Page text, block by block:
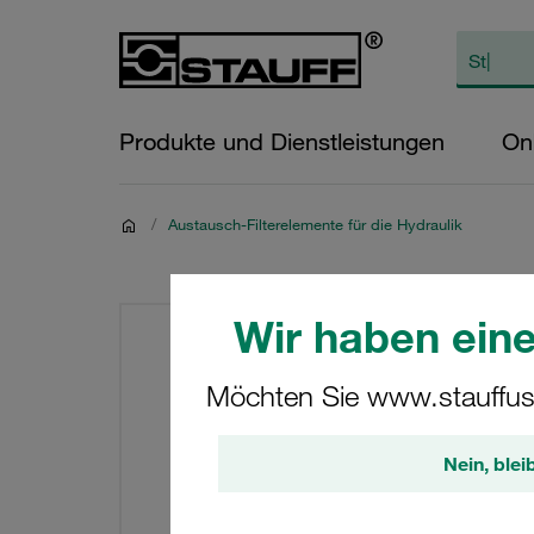
Wir haben
Möchten Sie
Nein,
Produkte und Dienstleistungen
/ Austausch-Filterelemente für die Hydraulik